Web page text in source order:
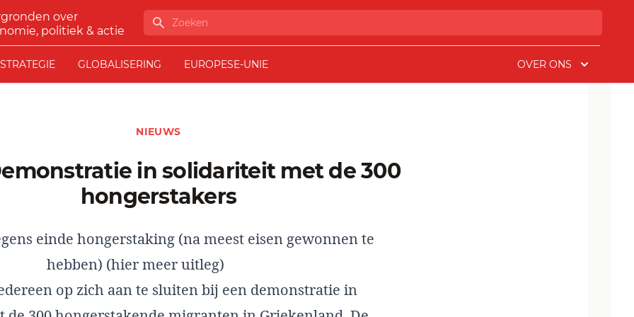
over
politiek & actie
Zoeken
STRATEGIE GLOBALISERING EUROPESE-UNIE OVER ONS
NIEUWS
hongerstakers
einde hongerstaking (na meest eisen gewonnen te
hebben) (hier meer uitleg)
op zich aan te sluiten bij een demonstratie in